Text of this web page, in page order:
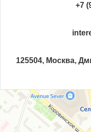
+7
125504, Москва,